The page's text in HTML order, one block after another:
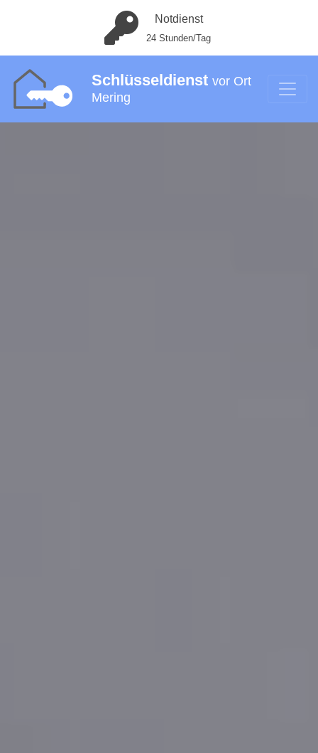
Notdienst
24 Stunden/Tag
Schlüsseldienst vor Ort
Mering